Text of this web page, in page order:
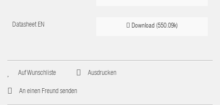
Datasheet EN Download (550.09k)
Auf Wunschliste Ausdrucken
An einen Freund senden